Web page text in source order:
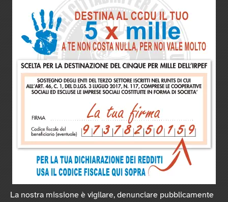
La nostra missione è vigilare, denunciare pubblicamente